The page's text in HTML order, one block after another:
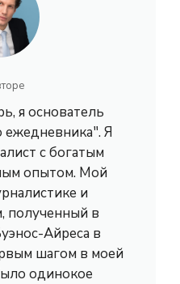
я основатель
Я
с богатым
опытом. Мой
и
полученный в
Айреса в
шагом в моей
одинокое